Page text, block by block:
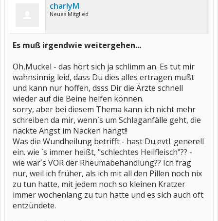
charlyM
Neues Mitglied
Es muß irgendwie weitergehen...
Oh,Muckel - das hört sich ja schlimm an. Es tut mir
wahnsinnig leid, dass Du dies alles ertragen mußt
und kann nur hoffen, dsss Dir die Ärzte schnell
wieder auf die Beine helfen können.
sorry, aber bei diesem Thema kann ich nicht mehr
schreiben da mir, wenn`s um Schlaganfälle geht, die
nackte Angst im Nacken hängt!!
Was die Wundheilung betrifft - hast Du evtl. generell
ein. wie `s immer heißt, "schlechtes Heilfleisch"?? -
wie war´s VOR der Rheumabehandlung?? Ich frag
nur, weil ich früher, als ich mit all den Pillen noch nix
zu tun hatte, mit jedem noch so kleinen Kratzer
immer wochenlang zu tun hatte und es sich auch oft
entzündete.